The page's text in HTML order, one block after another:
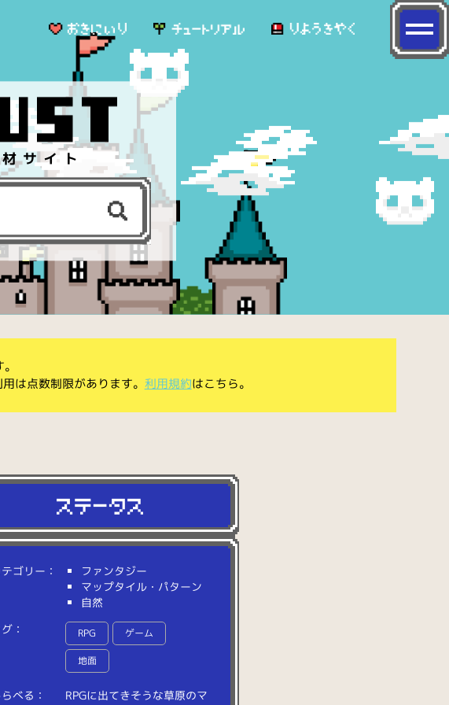
サイト
は点数制限があります。 利用規約はこちら。
ゴリー：
ファンタジー
マップタイル・パターン
自然
：
RPG ゲーム
地面
らべる： RPGに出てきそうな草原のマ